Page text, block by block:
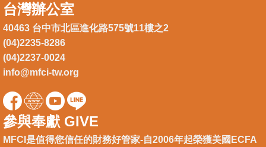
台灣辦公室
40463 台中市北區進化路575號11樓之2
(04)2235-8286
(04)2237-0024
info@mfci-tw.org
參與奉獻 GIVE
MFCI是值得您信任的財務好管家-自2006年起榮獲美國ECFA